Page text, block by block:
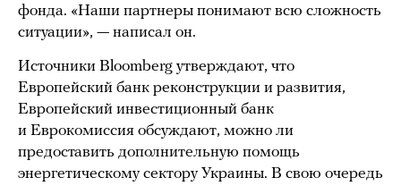
фонда. «Наши партнеры понимают всю сложность
ситуации», — написал он.
Источники Bloomberg утверждают, что
Европейский банк реконструкции и развития,
Европейский инвестиционный банк
и Еврокомиссия обсуждают, можно ли
предоставить дополнительную помощь
энергетическому сектору Украины. В свою очередь